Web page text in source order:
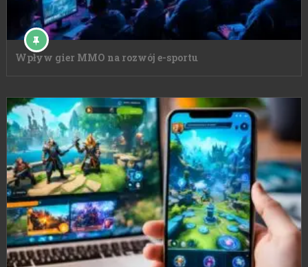
Wpływ gier MMO na rozwój e-sportu